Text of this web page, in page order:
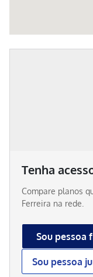
Tenha
Compare planos
Ferreira na rede.
Sou pessoa
Sou pessoa